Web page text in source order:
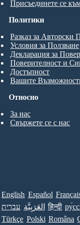
Присъединете се
Относно
За нас
Свържете се с нас
Политики
Разказ за Авторски
Условия за Ползване
Декларация за
Поверителност и
Достъпност
Вашите
English Español
עברית العَرَبِيَّة हिन्दी
Türkçe Polski Româna